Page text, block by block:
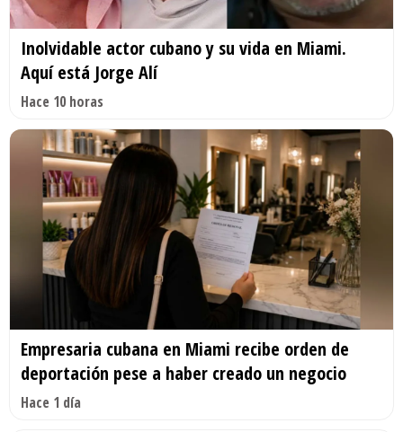
Inolvidable actor cubano y su vida en Miami.
Aquí está Jorge Alí
Hace 10 horas
Empresaria cubana en Miami recibe orden de
deportación pese a haber creado un negocio
Hace 1 día